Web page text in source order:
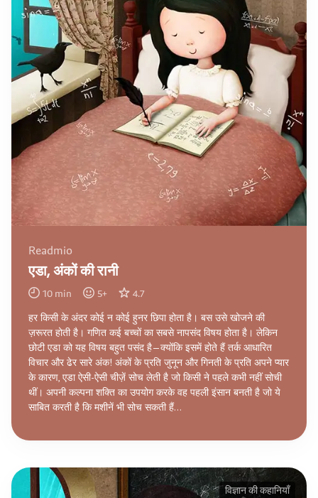
Readmio
एडा, अंकों की रानी
10 min 5+ 4.7
हर किसी के अंदर कोई न कोई हुनर छिपा होता है। बस उसे खोजने की
ज़रूरत होती है। गणित कई बच्चों का सबसे नापसंद विषय होता है। लेकिन
छोटी एडा को यह विषय बहुत पसंद है—क्योंकि इसमें होते हैं तर्क आधारित
विचार और ढेर सारे अंक! अंकों के प्रति जुनून और गिनती के प्रति अपने प्यार
के कारण, एडा ऐसी-ऐसी चीज़ें सोच लेती है जो किसी ने पहले कभी नहीं सोची
थीं। अपनी कल्पना शक्ति का उपयोग करके वह पहली इंसान बनती है जो ये
साबित करती है कि मशीनें भी सोच सकती हैं...
विज्ञान की कहानियाँ